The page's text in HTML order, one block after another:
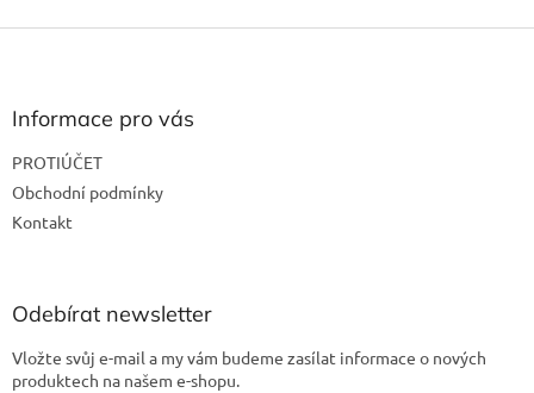
Z
Informace pro vás
PROTIÚČET
Obchodní podmínky
Kontakt
Odebírat newsletter
Vložte svůj e-mail a my vám budeme zasílat informace o nových
produktech na našem e-shopu.